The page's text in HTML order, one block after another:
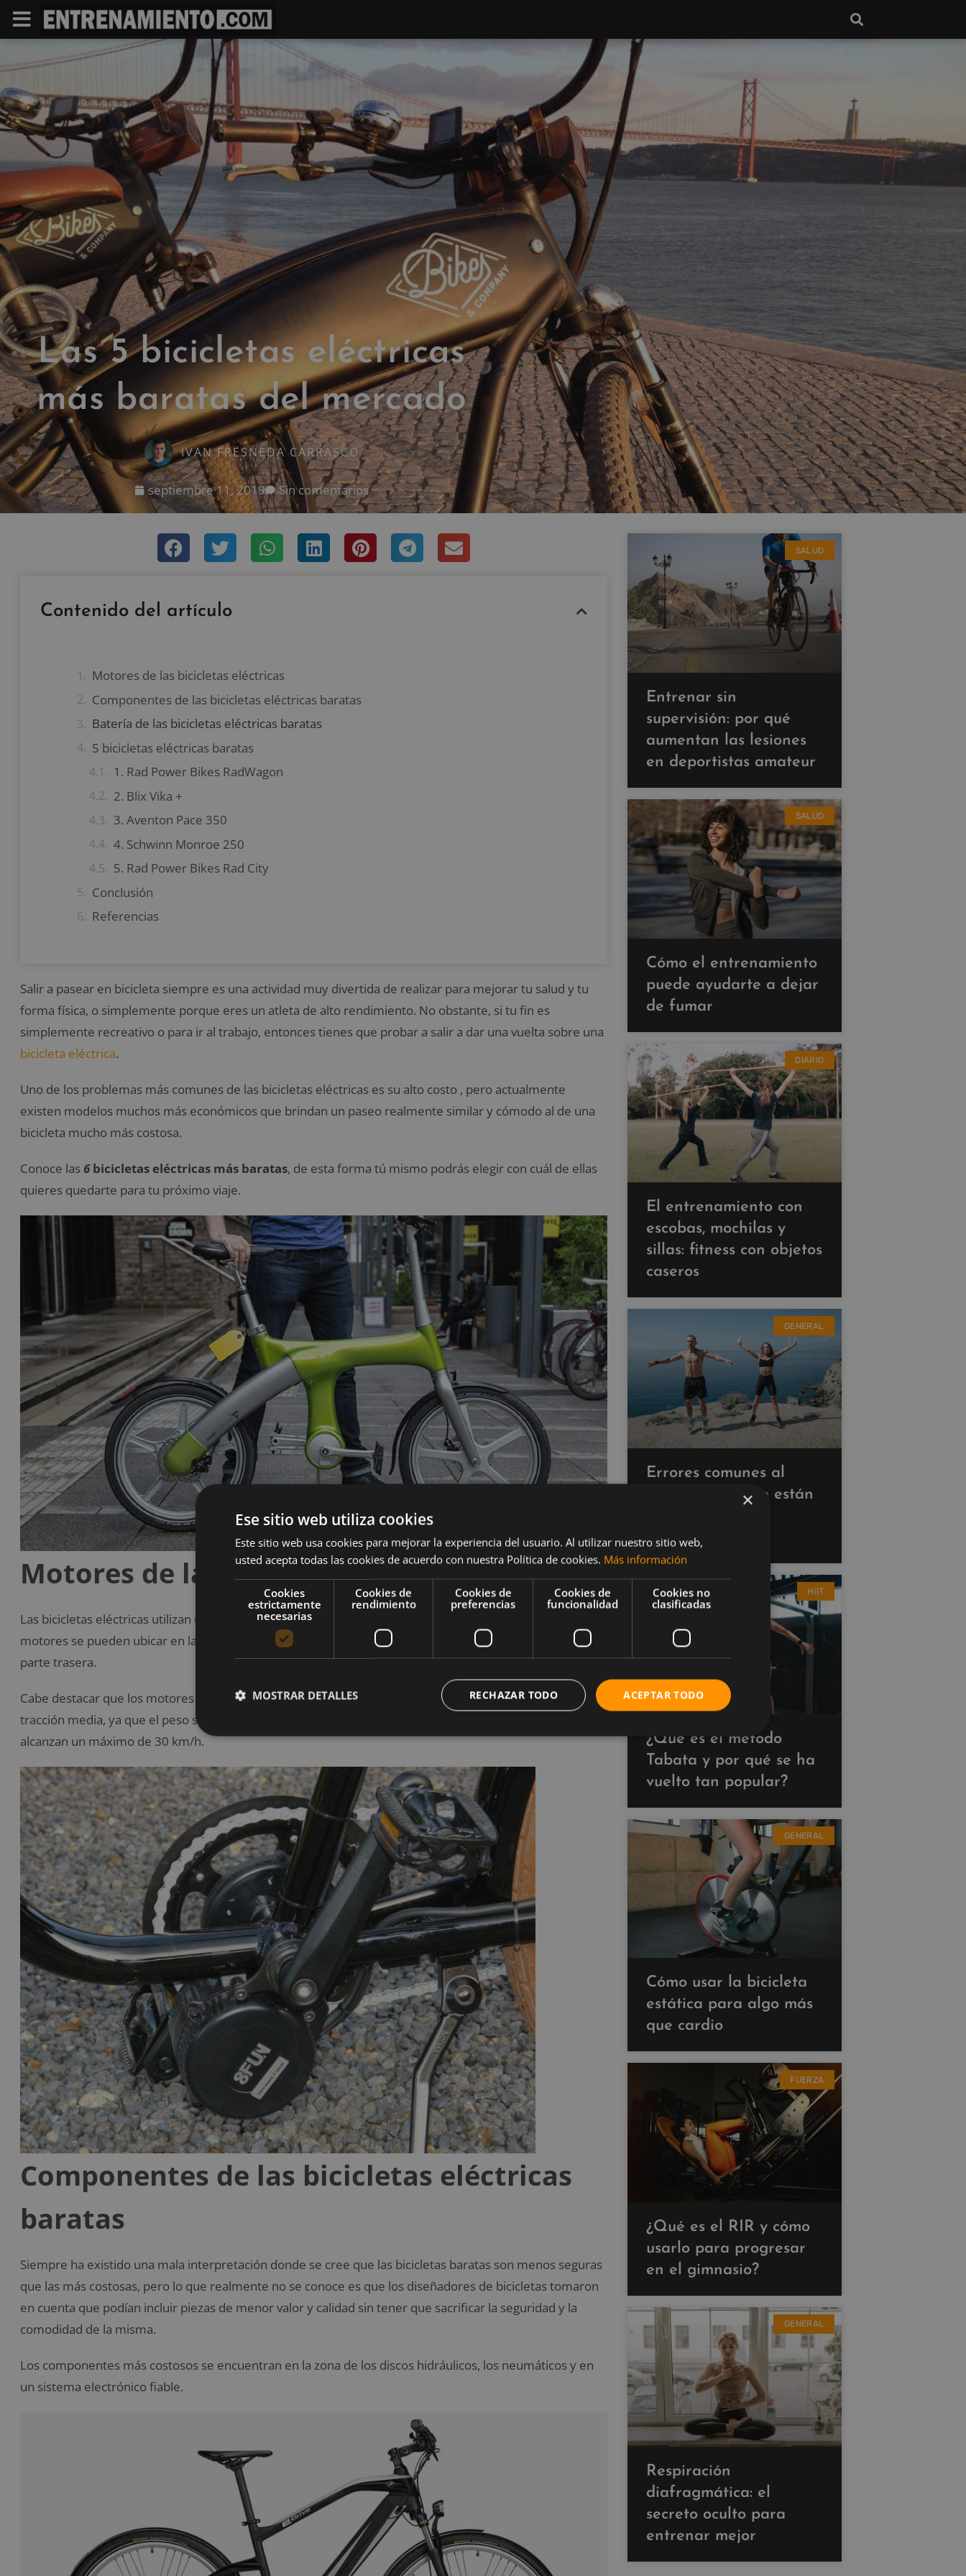
Las 5 bicicletas eléctricas
más baratas del mercado
IVAN FRESNEDA CARRASCO
septiembre 11, 2019 Sin comentarios
Contenido del artículo
Motores de las bicicletas eléctricas
Componentes de las bicicletas eléctricas baratas
Batería de las bicicletas eléctricas baratas
5 bicicletas eléctricas baratas
1. Rad Power Bikes RadWagon
2. Blix Vika +
3. Aventon Pace 350
4. Schwinn Monroe 250
5. Rad Power Bikes Rad City
Conclusión
Referencias
Salir a pasear en bicicleta siempre es una actividad muy divertida de realizar para mejorar tu salud y tu
forma física, o simplemente porque eres un atleta de alto rendimiento. No obstante, si tu fin es
simplemente recreativo o para ir al trabajo, entonces tienes que probar a salir a dar una vuelta sobre una
bicicleta eléctrica.
Uno de los problemas más comunes de las bicicletas eléctricas es su alto costo , pero actualmente
existen modelos muchos más económicos que brindan un paseo realmente similar y cómodo al de una
bicicleta mucho más costosa.
Conoce las 6bicicletas eléctricas más baratas, de esta forma tú mismo podrás elegir con cuál de ellas
quieres quedarte para tu próximo viaje.
Motores de las bicicletas eléctricas
Las bicicletas eléctricas utilizan un motor de cubo en lugar de un motor de tracción media. Dichos
motores se pueden ubicar en la rueda delantera de la bicicleta, pero de forma más común se ubican en la
parte trasera.
Cabe destacar que los motores de cubo no ofrecen la misma maniobrabilidad que los motores de
tracción media, ya que el peso se concentra en la parte delantera o trasera de la bicicleta. Estos motores
alcanzan un máximo de 30 km/h.
Componentes de las bicicletas eléctricas
baratas
Siempre ha existido una mala interpretación donde se cree que las bicicletas baratas son menos seguras
que las más costosas, pero lo que realmente no se conoce es que los diseñadores de bicicletas tomaron
en cuenta que podían incluir piezas de menor valor y calidad sin tener que sacrificar la seguridad y la
comodidad de la misma.
Los componentes más costosos se encuentran en la zona de los discos hidráulicos, los neumáticos y en
un sistema electrónico fiable.
SALUD
Entrenar sin
supervisión: por qué
aumentan las lesiones
en deportistas amateur
SALUD
Cómo el entrenamiento
puede ayudarte a dejar
de fumar
DIARIO
El entrenamiento con
escobas, mochilas y
sillas: fitness con objetos
caseros
GENERAL
Errores comunes al
hacer cardio que están
resultados
HIIT
¿Qué es el método
Tabata y por qué se ha
vuelto tan popular?
GENERAL
Cómo usar la bicicleta
estática para algo más
que cardio
FUERZA
¿Qué es el RIR y cómo
usarlo para progresar
en el gimnasio?
GENERAL
Respiración
diafragmática: el
secreto oculto para
entrenar mejor
×
Ese sitio web utiliza cookies
Este sitio web usa cookies para mejorar la experiencia del usuario. Al utilizar nuestro sitio web,
usted acepta todas las cookies de acuerdo con nuestra Política de cookies. Más información
Cookies
estrictamente
necesarias
Cookies de
rendimiento
Cookies de
preferencias
Cookies de
funcionalidad
Cookies no
clasificadas
ACEPTAR TODO
RECHAZAR TODO
MOSTRAR DETALLES